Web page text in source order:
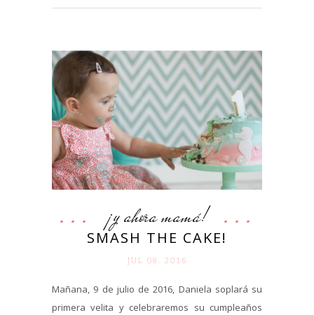
¡y ahora mamá!
SMASH THE CAKE!
JUL 08. 2016
Mañana, 9 de julio de 2016, Daniela soplará su
primera velita y celebraremos su cumpleaños